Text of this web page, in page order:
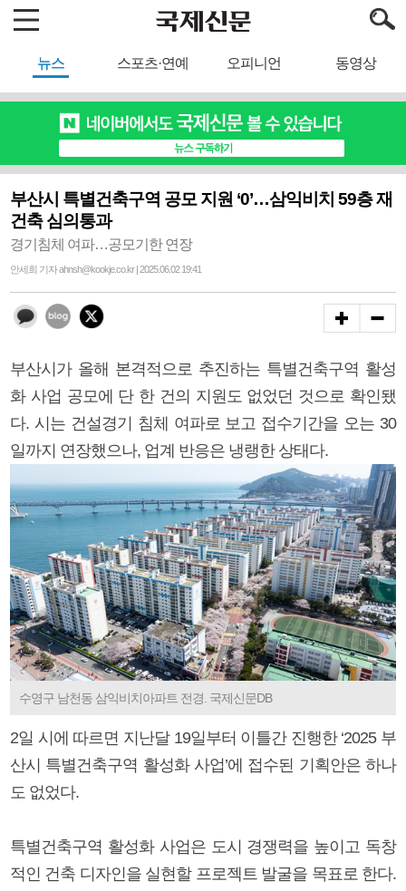
뉴스 스포츠·연예 오피니언 동영상
부산시 특별건축구역 공모 지원 ‘0’…삼익비치 59층 재
건축 심의통과
경기침체 여파…공모기한 연장
안세희 기자 ahnsh@kookje.co.kr | 2025.06.02 19:41
부산시가 올해 본격적으로 추진하는 특별건축구역 활성
화 사업 공모에 단 한 건의 지원도 없었던 것으로 확인됐
다. 시는 건설경기 침체 여파로 보고 접수기간을 오는 30
일까지 연장했으나, 업계 반응은 냉랭한 상태다.
수영구 남천동 삼익비치아파트 전경. 국제신문DB
2일 시에 따르면 지난달 19일부터 이틀간 진행한 ‘2025 부
산시 특별건축구역 활성화 사업’에 접수된 기획안은 하나
도 없었다.
특별건축구역 활성화 사업은 도시 경쟁력을 높이고 독창
적인 건축 디자인을 실현할 프로젝트 발굴을 목표로 한다.